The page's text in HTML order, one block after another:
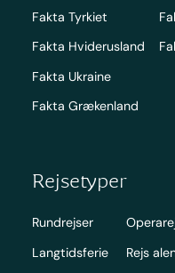
Fakta Tyrkiet
Fakta Hviderusland
Fakta Ukraine
Fakta Grækenland
Rejsetyper
Rundrejser
Langtidsferie
Rejs